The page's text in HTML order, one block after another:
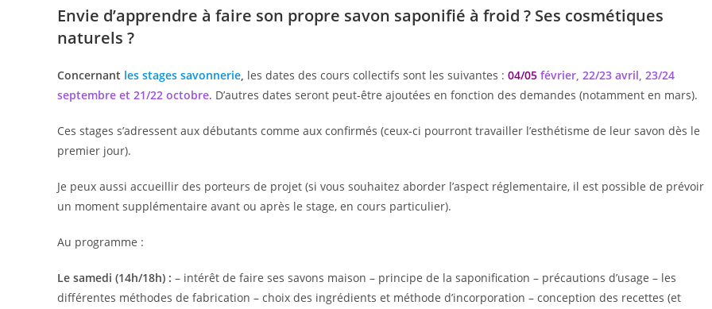
publication :
Envie d’apprendre à faire son propre savon saponifié à froid ? Ses cosmétiques
naturels ?
Concernant les stages savonnerie, les dates des cours collectifs sont les suivantes : 04/05 février, 22/23 avril, 23/24
septembre et 21/22 octobre. D’autres dates seront peut-être ajoutées en fonction des demandes (notamment en mars).
Ces stages s’adressent aux débutants comme aux confirmés (ceux-ci pourront travailler l’esthétisme de leur savon dès le
premier jour).
Je peux aussi accueillir des porteurs de projet (si vous souhaitez aborder l’aspect réglementaire, il est possible de prévoir
un moment supplémentaire avant ou après le stage, en cours particulier).
Au programme :
Le samedi (14h/18h) : – intérêt de faire ses savons maison – principe de la saponification – précautions d’usage – les
différentes méthodes de fabrication – choix des ingrédients et méthode d’incorporation – conception des recettes (et